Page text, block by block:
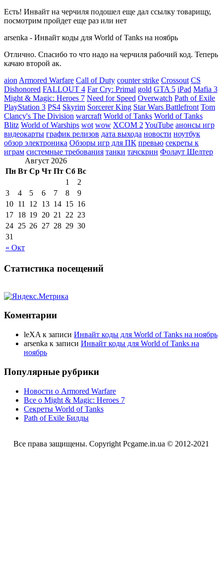
Есть! Инвайт на черчиля подошел еще дал ссылку товарищу,
посмотрим пройдет еще раз или нет
arsenka - Инвайт коды для World of Tanks на ноябрь
Отлично. Спасибо то что надо на черчиля рабочий код. Теперь
качаю второй ак.
aion Armored Warfare Call of Duty counter strike Crossout CS
Dishonored FALLOUT 4 Far Cry: Primal gold GTA 5 iPad Mafia 3
Might & Magic: Heroes 7 Need for Speed Overwatch Path of Exile
PlayStation 3 PS4 Skyrim Sorcerer King Star Wars Battlefront Tom
Clancy's The Division warcraft World of Tanks World of Tanks
Blitz World of Warships wot wow XCOM 2 YouTube анонсы игр
видеокарты график релизов дата выхода новости ноутбук
обзор электроника Обзоры игр для ПК превью секреты к
играм системные требования танки тачскрин Фолаут Шелтер
Август 2026
Пн Вт Ср Чт Пт Сб Вс
« Окт
1
2
3
4 5 6 7 8
9
10 11 12 13 14 15 16
17 18 19 20 21 22 23
24 25 26 27 28 29 30
31
Статистика посещений
Коментарии
leXA к записи Инвайт коды для World of Tanks на ноябрь
arsenka к записи Инвайт коды для World of Tanks на
ноябрь
Популярные рубрики
Новости о Armored Warfare
Все о Might & Magic: Heroes 7
Секреты World of Tanks
Path of Exile Билды
Все права защищены. Copyright Pcgame.in.ua © 2012-2021